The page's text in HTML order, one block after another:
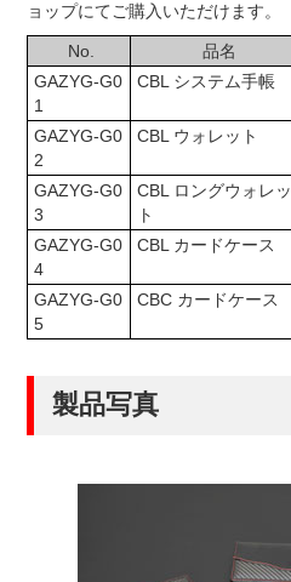
ョップにてご購入いただけます。
No. 品名
GAZYG-G0
1
CBL システム手帳
GAZYG-G0
2
CBL ウォレット
GAZYG-G0
3
CBL ロングウォレッ
ト
GAZYG-G0
4
CBL カードケース
GAZYG-G0
5
CBC カードケース
製品写真